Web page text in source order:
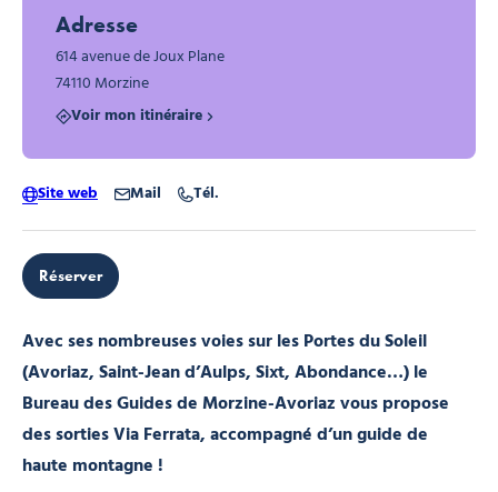
Avec ses nombreuses voies sur les Portes du Soleil
(Avoriaz, Saint-Jean d’Aulps, Sixt, Abondance…) le
Bureau des Guides de Morzine-Avoriaz vous propose
des sorties Via Ferrata, accompagné d’un guide de
haute montagne !
Adresse
614 avenue de Joux Plane
74110 Morzine
Voir mon itinéraire
Site web Mail Tél.
Réserver